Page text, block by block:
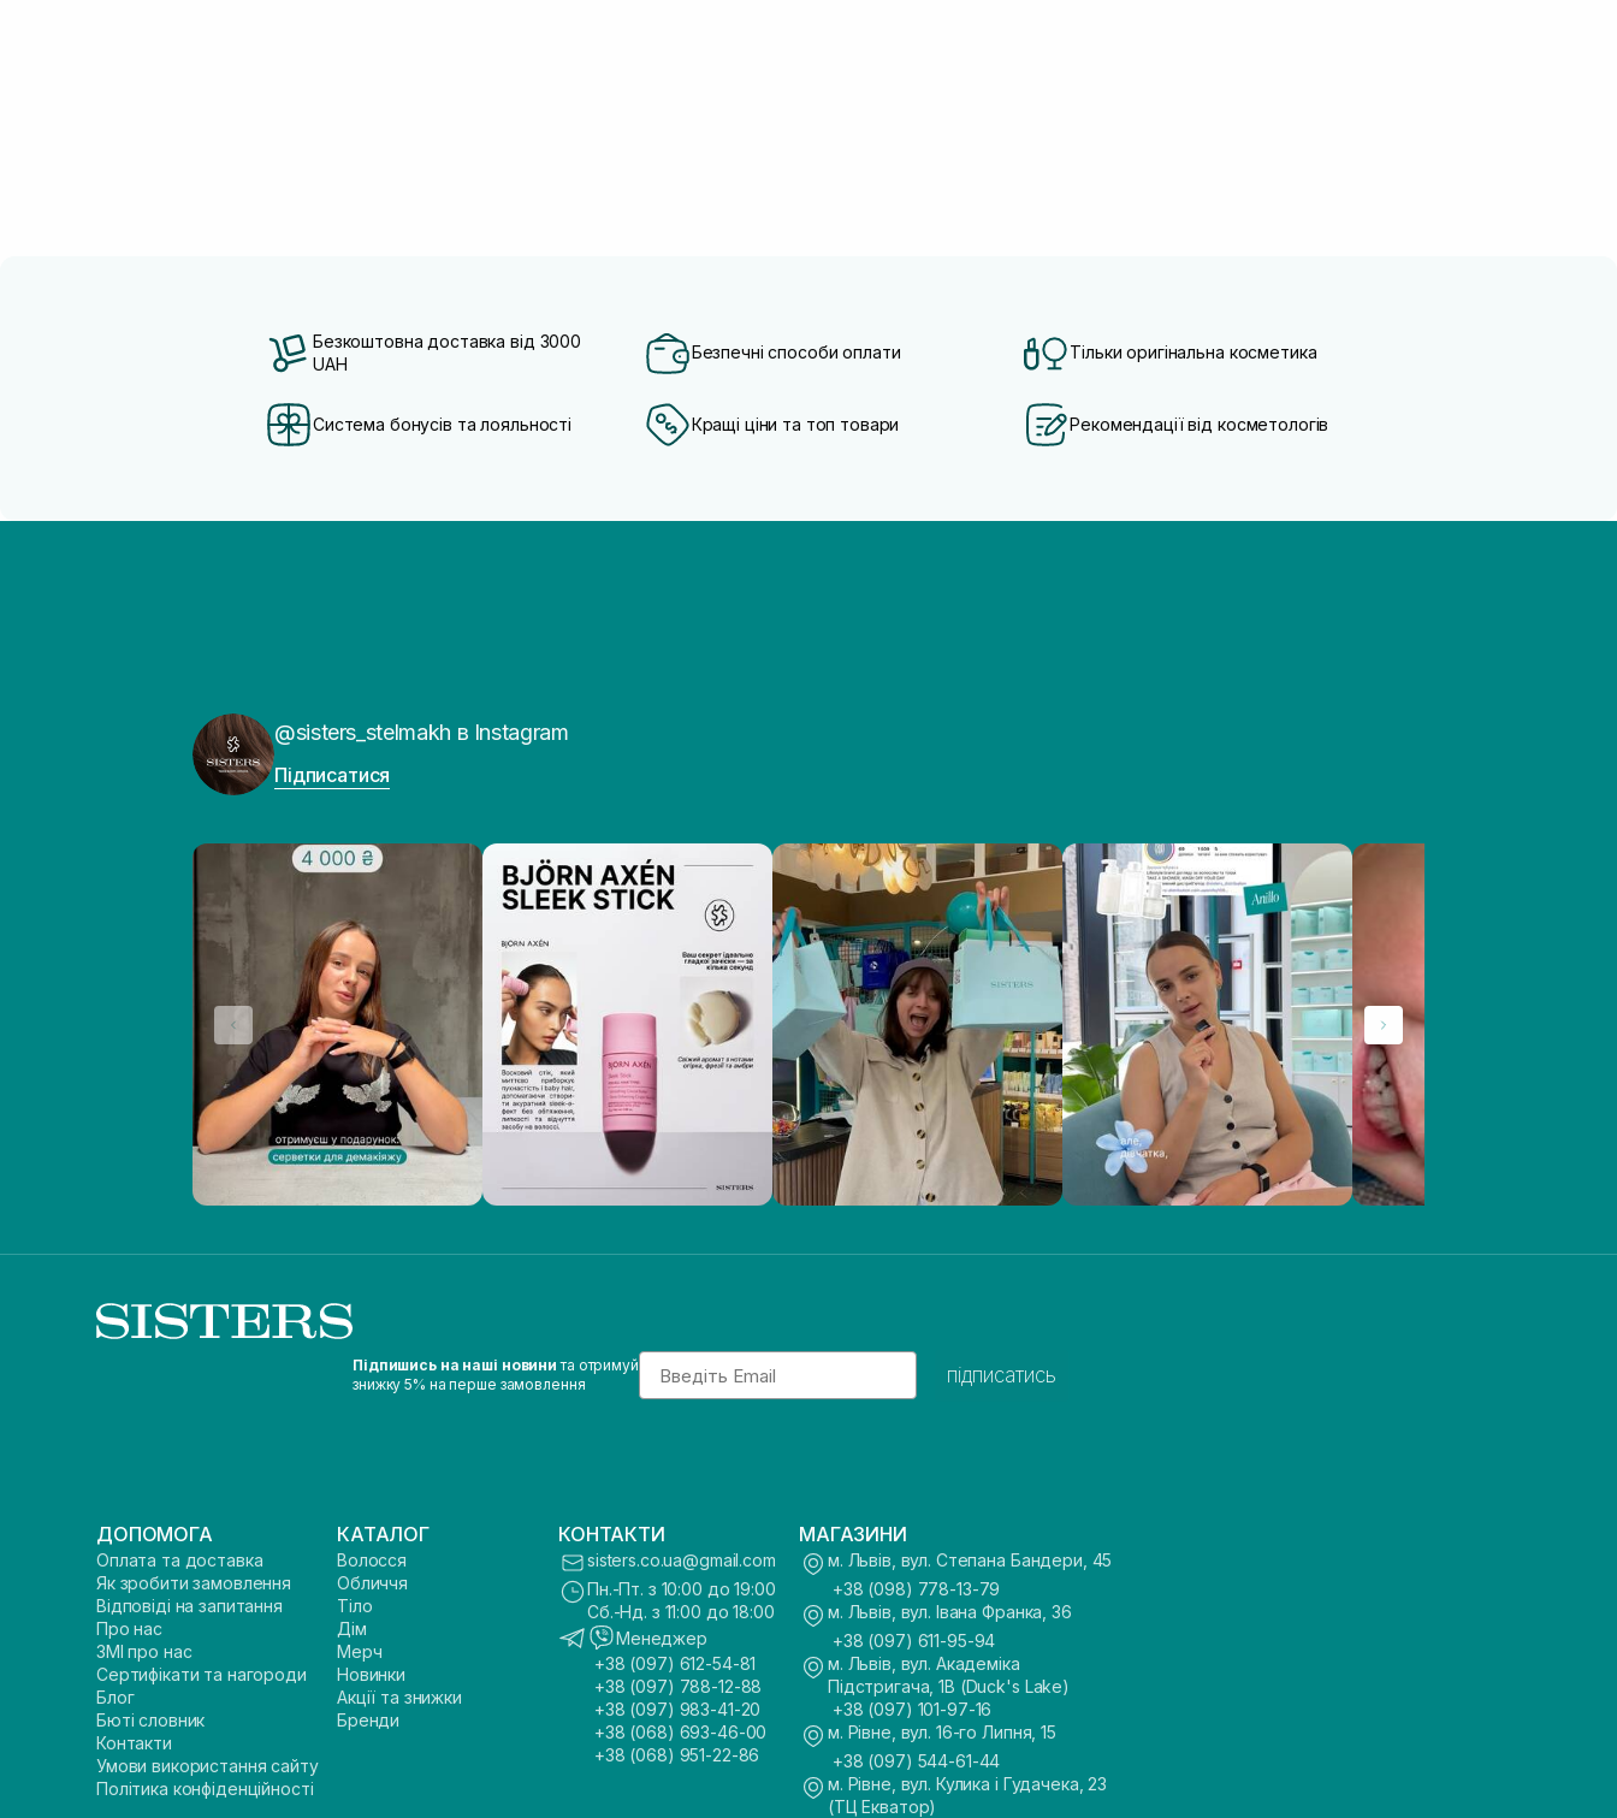
Безкоштовна доставка від 3000
UAH
Безпечні способи оплати Тільки оригінальна косметика
Система бонусів та лояльності Кращі ціни та топ товари Рекомендації від косметологів
@sisters_stelmakh в Instagram
Підписатися
Підпишись на наші новини та отримуй
знижку 5% на перше замовлення
Email
підписатись
ДОПОМОГА
Оплата та доставка
Як зробити замовлення
Відповіді на запитання
Про нас
ЗМІ про нас
Сертифікати та нагороди
Блог
Бюті словник
Контакти
Умови використання сайту
Політика конфіденційності
КАТАЛОГ
Волосся
Обличчя
Тіло
Дім
Мерч
Новинки
Акції та знижки
Бренди
КОНТАКТИ
sisters.co.ua@gmail.com
Пн.-Пт. з 10:00 до 19:00
Сб.-Нд. з 11:00 до 18:00
Менеджер
+38 (097) 612-54-81
+38 (097) 788-12-88
+38 (097) 983-41-20
+38 (068) 693-46-00
+38 (068) 951-22-86
МАГАЗИНИ
м. Львів, вул. Степана Бандери, 45
+38 (098) 778-13-79
м. Львів, вул. Івана Франка, 36
+38 (097) 611-95-94
м. Львів, вул. Академіка
Підстригача, 1В (Duck's Lake)
+38 (097) 101-97-16
м. Рівне, вул. 16-го Липня, 15
+38 (097) 544-61-44
м. Рівне, вул. Кулика і Гудачека, 23
(ТЦ Екватор)